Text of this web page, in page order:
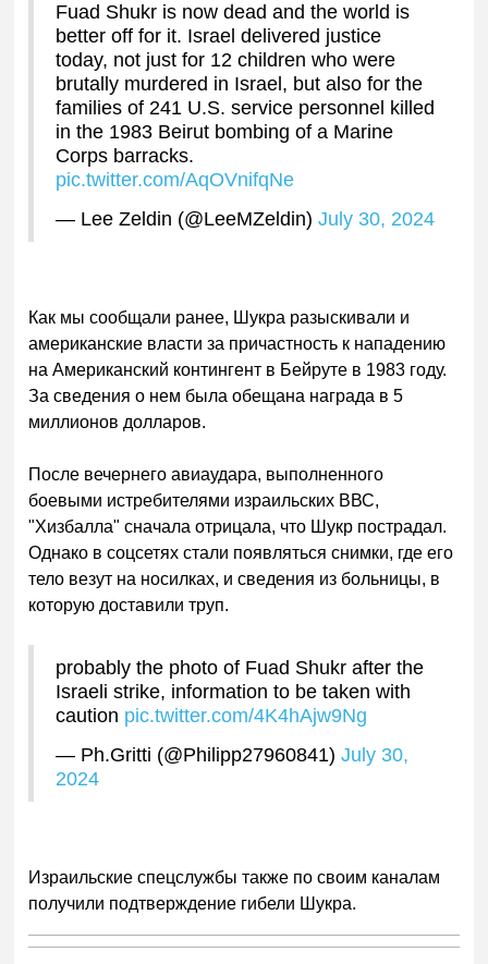
Fuad Shukr is now dead and the world is
better off for it. Israel delivered justice
today, not just for 12 children who were
brutally murdered in Israel, but also for the
families of 241 U.S. service personnel killed
in the 1983 Beirut bombing of a Marine
Corps barracks.
pic.twitter.com/AqOVnifqNe
— Lee Zeldin (@LeeMZeldin)July 30, 2024
Как мы сообщали ранее, Шукра разыскивали и
американские власти за причастность к нападению
на Американский контингент в Бейруте в 1983 году.
За сведения о нем была обещана награда в 5
миллионов долларов.
После вечернего авиаудара, выполненного
боевыми истребителями израильских ВВС,
"Хизбалла" сначала отрицала, что Шукр пострадал.
Однако в соцсетях стали появляться снимки, где его
тело везут на носилках, и сведения из больницы, в
которую доставили труп.
probably the photo of Fuad Shukr after the
Israeli strike, information to be taken with
caution pic.twitter.com/4K4hAjw9Ng
— Ph.Gritti (@Philipp27960841)July 30,
2024
Израильские спецслужбы также по своим каналам
получили подтверждение гибели Шукра.